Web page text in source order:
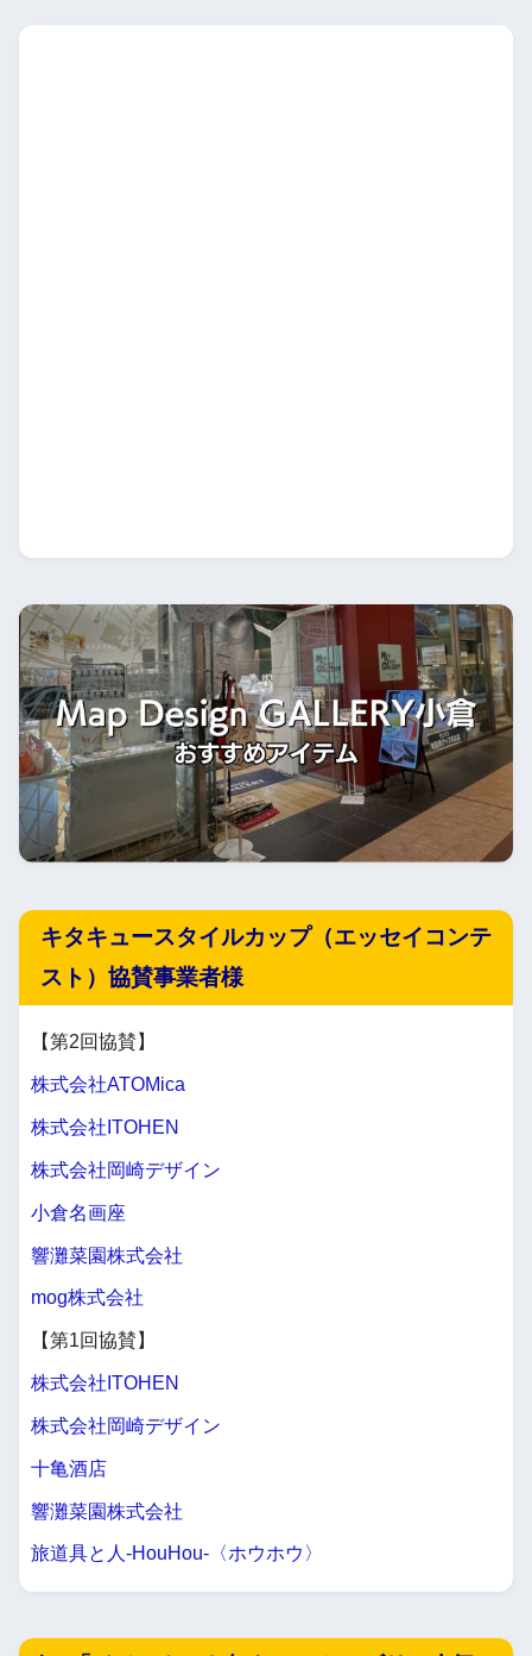
キタキュースタイルカップ（エッセイコンテ
スト）協賛事業者様
【第2回協賛】
株式会社ATOMica
株式会社ITOHEN
株式会社岡崎デザイン
小倉名画座
響灘菜園株式会社
mog株式会社
【第1回協賛】
株式会社ITOHEN
株式会社岡崎デザイン
十亀酒店
響灘菜園株式会社
旅道具と人-HouHou-〈ホウホウ〉